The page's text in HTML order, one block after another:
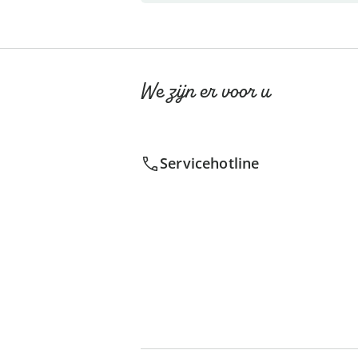
We zijn er voor u
Servicehotline